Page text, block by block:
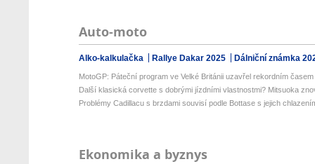
Auto-moto
Alko-kalkulačka Rallye Dakar 2025 Dálniční známka
MotoGP: Páteční program ve Velké Británii uzavřel rekordním
Další klasická corvette s dobrými jízdními vlastnostmi? Mitsuoka
Problémy Cadillacu s brzdami souvisí podle Bottase s jejich
Ekonomika a byznys